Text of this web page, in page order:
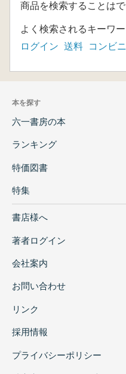
商品を検索することはで
よく検索されるキーワー
ログイン 送料 コンビニ
本を探す
六一書房の本
ランキング
特価図書
特集
書店様へ
著者ログイン
会社案内
お問い合わせ
リンク
採用情報
プライバシーポリシー